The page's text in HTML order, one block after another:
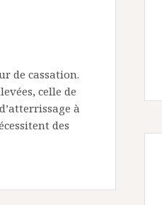
de cassation.
celle de
à
des